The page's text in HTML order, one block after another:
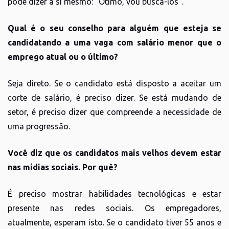
Qual é o seu conselho para alguém que esteja se
candidatando a uma vaga com salário menor que o
emprego atual ou o último?
Seja direto. Se o candidato está disposto a aceitar um
corte de salário, é preciso dizer. Se está mudando de
setor, é preciso dizer que compreende a necessidade de
uma progressão.
Você diz que os candidatos mais velhos devem estar
nas mídias sociais. Por quê?
É preciso mostrar habilidades tecnológicas e estar
presente nas redes sociais. Os empregadores,
atualmente, esperam isto. Se o candidato tiver 55 anos e